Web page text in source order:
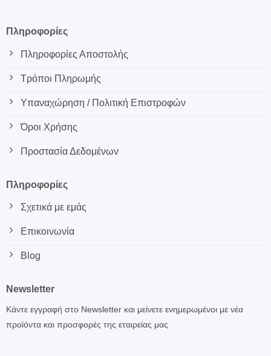
Πληροφορίες
Πληροφορίες Αποστολής
Τρόποι Πληρωμής
Υπαναχώρηση / Πολιτική Επιστροφών
Όροι Χρήσης
Προστασία Δεδομένων
Πληροφορίες
Σχετικά με εμάς
Επικοινωνία
Blog
Newsletter
Κάντε εγγραφή στο Newsletter και μείνετε ενημερωμένοι με νέα
προϊόντα και προσφορές της εταιρείας μας